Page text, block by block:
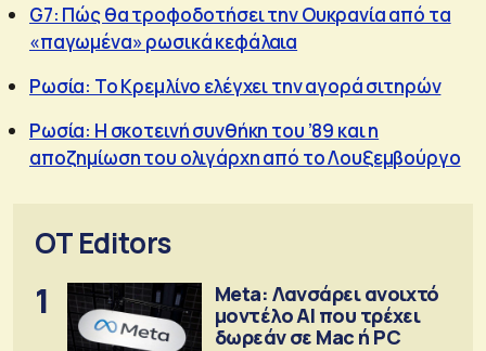
G7: Πώς θα τροφοδοτήσει την Ουκρανία από τα
«παγωμένα» ρωσικά κεφάλαια
Ρωσία: Το Κρεμλίνο ελέγχει την αγορά σιτηρών
Ρωσία: Η σκοτεινή συνθήκη του ’89 και η
αποζημίωση του ολιγάρχη από το Λουξεμβούργο
OT Editors
1
Meta: Λανσάρει ανοιχτό
μοντέλο ΑΙ που τρέχει
δωρεάν σε Mac ή PC